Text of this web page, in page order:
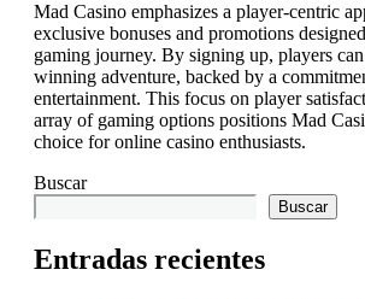
Mad Casino emphasizes a player-centric
exclusive bonuses and promotions
gaming journey. By signing up, players
winning adventure, backed by a
entertainment. This focus on player
array of gaming options positions Mad
choice for online casino enthusiasts.
Buscar
Buscar
Entradas recientes